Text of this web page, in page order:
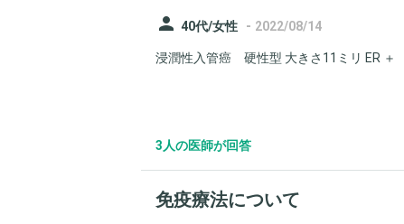
person 40代/女性 - 2022/08/14
浸潤性入管癌 硬性型 大きさ11ミリ ER ＋
3人の医師が回答
免疫療法について